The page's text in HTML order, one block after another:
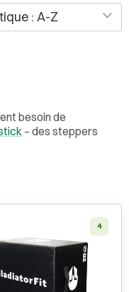
besoin de
– des steppers
4